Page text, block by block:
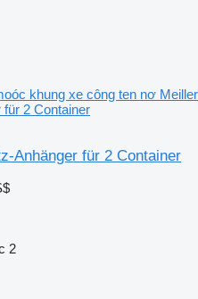
khung xe công ten nơ Meiller
für 2 Container
Anhänger für 2 Container
2